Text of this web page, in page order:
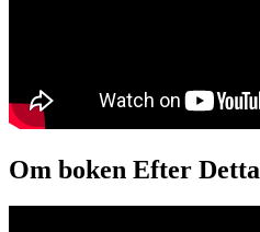
Om boken Efter Detta